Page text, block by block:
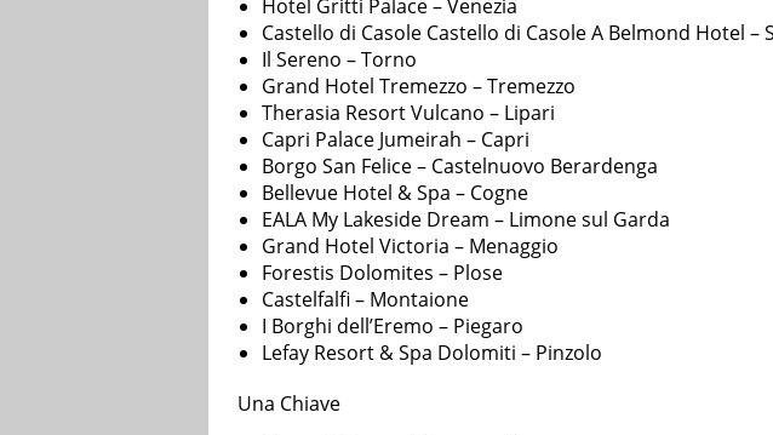
Hotel Gritti Palace – Venezia
Castello di Casole Castello di Casole A Belmond Hotel –
Il Sereno – Torno
Grand Hotel Tremezzo – Tremezzo
Therasia Resort Vulcano – Lipari
Capri Palace Jumeirah – Capri
Borgo San Felice – Castelnuovo Berardenga
Bellevue Hotel & Spa – Cogne
EALA My Lakeside Dream – Limone sul Garda
Grand Hotel Victoria – Menaggio
Forestis Dolomites – Plose
Castelfalfi – Montaione
I Borghi dell’Eremo – Piegaro
Lefay Resort & Spa Dolomiti – Pinzolo
Una Chiave